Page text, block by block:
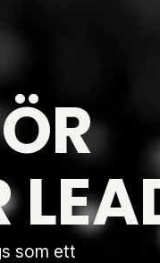
som ett